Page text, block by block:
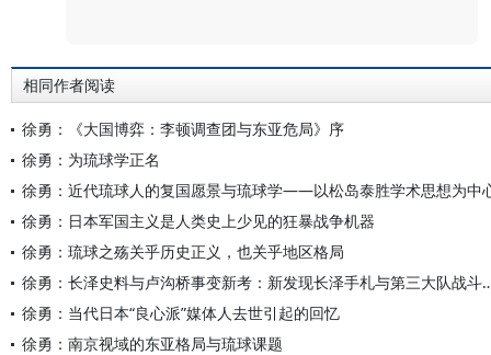
相同作者阅读
徐勇：《大国博弈：李顿调查团与东亚危局》序
徐勇：为琉球学正名
徐勇：近代琉球人的复国愿景与琉球学——以松岛泰胜学术思想为中
徐勇：日本军国主义是人类史上少见的狂暴战争机器
徐勇：琉球之殇关乎历史正义，也关乎地区格局
徐勇：长泽史料与卢沟桥事变
徐勇：当代日本“良心派”媒体人去世引起的回忆
徐勇：南京视域的东亚格局与琉球课题